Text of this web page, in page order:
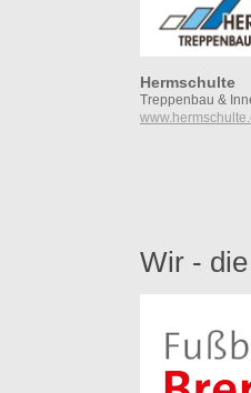
Hermschulte
Treppenbau &
Wir -